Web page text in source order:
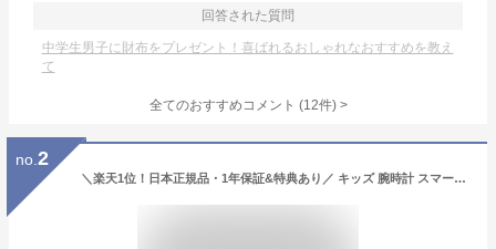
回答された質問
中学生男子に財布をプレゼント！喜ばれるおしゃれなおすすめを教え
て
全てのおすすめコメント (12件) >
no. 2
＼楽天1位！日本正規品・1年保証&特典あり／ キッズ 腕時計 スマートウォッチ 子供 腕時計 32GB 35万画素 カメラ 大画面 録画録音 ゲーム 音楽 アラーム 歩数計 知育玩具 4歳 5歳 6歳 7歳 8歳 9歳 10歳 男の子 女の子 おもちゃ 小学生 子供 誕生日 クリスマスプレゼント 人気